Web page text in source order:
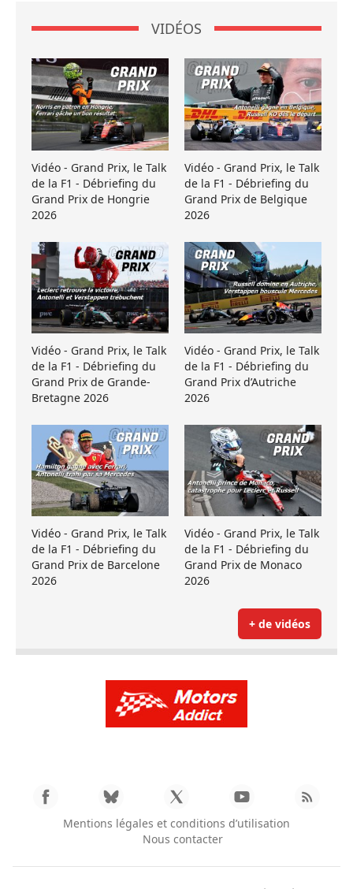
VIDÉOS
Vidéo - Grand Prix, le Talk
de la F1 - Débriefing du
Grand Prix de Hongrie
2026
Vidéo - Grand Prix, le Talk
de la F1 - Débriefing du
Grand Prix de Belgique
2026
Vidéo - Grand Prix, le Talk
de la F1 - Débriefing du
Grand Prix de Grande-
Bretagne 2026
Vidéo - Grand Prix, le Talk
de la F1 - Débriefing du
Grand Prix d’Autriche
2026
Vidéo - Grand Prix, le Talk
de la F1 - Débriefing du
Grand Prix de Barcelone
2026
Vidéo - Grand Prix, le Talk
de la F1 - Débriefing du
Grand Prix de Monaco
2026
+ de vidéos
Mentions légales et conditions d’utilisation
Nous contacter